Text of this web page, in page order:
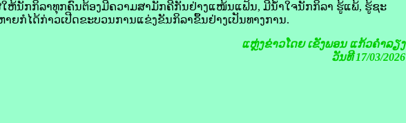
ຫ້ນັກກິລາທຸກຄົນຕ້ອງມີຄວາມສາມັກຄີກັນຢ່າງແໜ້ນແຟ້ນ, ມີນໍ້າໃຈນັກກິລາ ຮູ້ແພ້, ຮູ້ຊະ
ຍກໍໄດ້ກ່າວເປີດຂະບວນການແຂ່ງຂັນກິລາຂຶ້ນຢ່າງເປັນທາງການ.
ແຫຼ່ງຂ່າວໂດຍເຂັງພອນ ແກ້ວຄໍາລຽງ
ວັນທີ 17/03/2026